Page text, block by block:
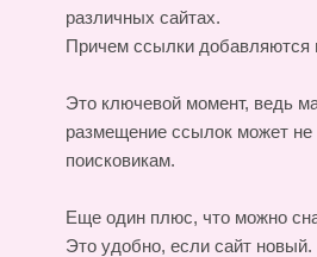
различных сайтах.
Причем ссылки добавляются
Это ключевой момент, ведь
размещение ссылок может не
поисковикам.
Еще один плюс, что можно
Это удобно, если сайт новый.